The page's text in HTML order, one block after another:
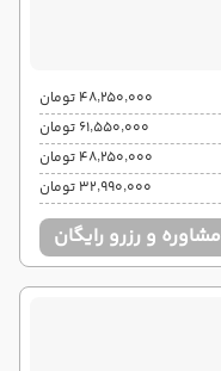
۴۸٬۲۵۰٬۰۰۰ تومان
۶۱٬۵۵۰٬۰۰۰ تومان
۴۸٬۲۵۰٬۰۰۰ تومان
۳۲٬۹۹۰٬۰۰۰ تومان
مشاوره و رزرو رایگان